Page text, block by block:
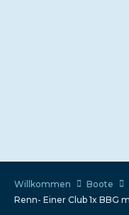
Willkommen Boote
Renn- Einer Club 1x BBG